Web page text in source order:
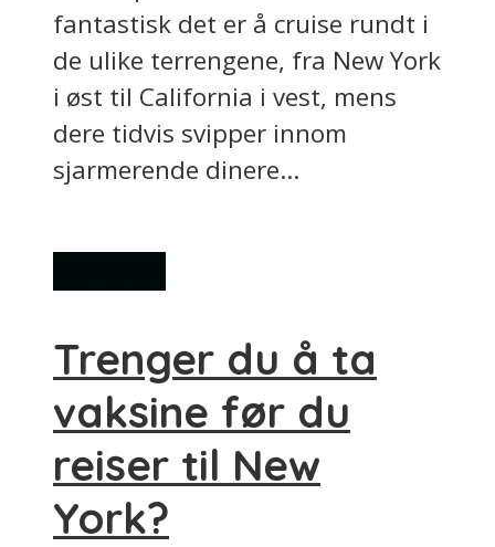
fantastisk det er å cruise rundt i
de ulike terrengene, fra New York
i øst til California i vest, mens
dere tidvis svipper innom
sjarmerende dinere...
Trenger du å ta
vaksine før du
reiser til New
York?